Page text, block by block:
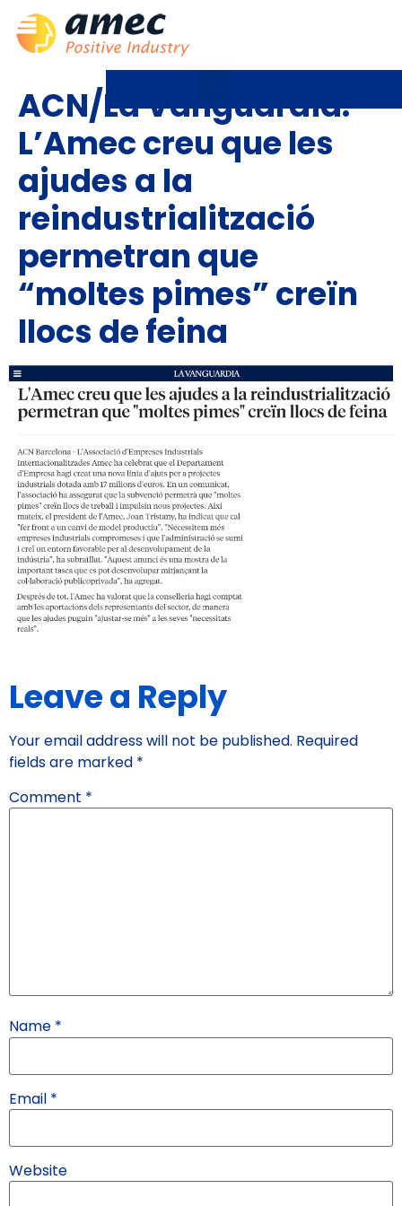
ACN/La Vanguardia:
L’Amec creu que les
ajudes a la
reindustrialització
permetran que
“moltes pimes” creïn
llocs de feina
Leave a Reply
Your email address will not be published. Required
fields are marked *
Comment *
Name *
Email *
Website